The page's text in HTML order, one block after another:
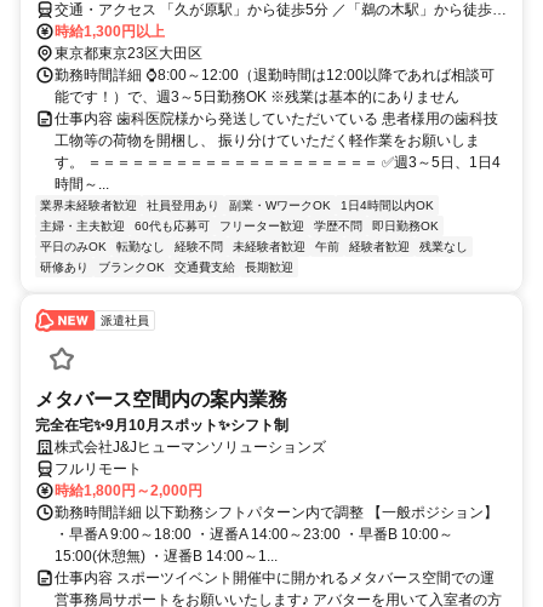
交通・アクセス 「久が原駅」から徒歩5分 ／「鵜の木駅」から徒歩
10分
時給1,300円以上
東京都東京23区大田区
勤務時間詳細 ⌚8:00～12:00（退勤時間は12:00以降であれば相談可
能です！）で、週3～5日勤務OK ※残業は基本的にありません
仕事内容 歯科医院様から発送していただいている 患者様用の歯科技
工物等の荷物を開梱し、 振り分けていただく軽作業をお願いしま
す。 ＝＝＝＝＝＝＝＝＝＝＝＝＝＝＝＝＝＝＝＝ ✅週3～5日、1日4
時間～...
業界未経験者歓迎 社員登用あり 副業・WワークOK
1日4時間以内OK
主婦・主夫歓迎
60代も応募可 フリーター歓迎 学歴不問
即日勤務OK
平日のみOK
転勤なし 経験不問 未経験者歓迎 午前 経験者歓迎
残業なし
研修あり
ブランクOK 交通費支給 長期歓迎
派遣社員
メタバース空間内の案内業務
完全在宅✨9月10月スポット✨シフト制
株式会社J&Jヒューマンソリューションズ
フルリモート
時給1,800円～2,000円
勤務時間詳細 以下勤務シフトパターン内で調整 【一般ポジション】
・早番A 9:00～18:00 ・遅番A 14:00～23:00 ・早番B 10:00～
15:00(休憩無) ・遅番B 14:00～1...
仕事内容 スポーツイベント開催中に開かれるメタバース空間での運
営事務局サポートをお願いいたします♪ アバターを用いて入室者の方